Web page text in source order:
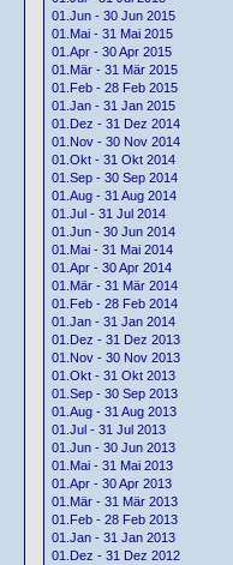
01.Jun - 30 Jun 2015
01.Mai - 31 Mai 2015
01.Apr - 30 Apr 2015
01.Mär - 31 Mär 2015
01.Feb - 28 Feb 2015
01.Jan - 31 Jan 2015
01.Dez - 31 Dez 2014
01.Nov - 30 Nov 2014
01.Okt - 31 Okt 2014
01.Sep - 30 Sep 2014
01.Aug - 31 Aug 2014
01.Jul - 31 Jul 2014
01.Jun - 30 Jun 2014
01.Mai - 31 Mai 2014
01.Apr - 30 Apr 2014
01.Mär - 31 Mär 2014
01.Feb - 28 Feb 2014
01.Jan - 31 Jan 2014
01.Dez - 31 Dez 2013
01.Nov - 30 Nov 2013
01.Okt - 31 Okt 2013
01.Sep - 30 Sep 2013
01.Aug - 31 Aug 2013
01.Jul - 31 Jul 2013
01.Jun - 30 Jun 2013
01.Mai - 31 Mai 2013
01.Apr - 30 Apr 2013
01.Mär - 31 Mär 2013
01.Feb - 28 Feb 2013
01.Jan - 31 Jan 2013
01.Dez - 31 Dez 2012